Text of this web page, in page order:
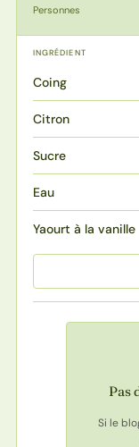
Personnes
INGRÉDIENT
Coing
Citron
Sucre
Eau
Yaourt à la vanille
Pas
Si le